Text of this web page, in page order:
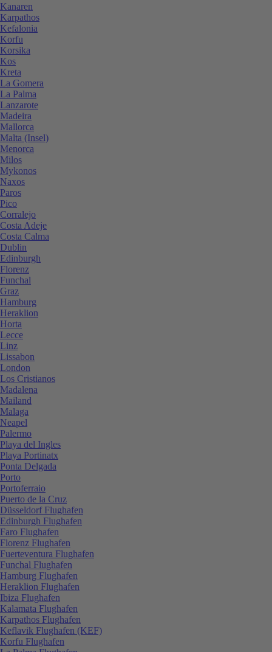
Kanaren
Karpathos
Kefalonia
Korfu
Korsika
Kos
Kreta
La Gomera
La Palma
Lanzarote
Madeira
Mallorca
Malta (Insel)
Menorca
Milos
Mykonos
Naxos
Paros
Pico
Corralejo
Costa Adeje
Costa Calma
Dublin
Edinburgh
Florenz
Funchal
Graz
Hamburg
Heraklion
Horta
Lecce
Linz
Lissabon
London
Los Cristianos
Madalena
Mailand
Malaga
Neapel
Palermo
Playa del Ingles
Playa Portinatx
Ponta Delgada
Porto
Portoferraio
Puerto de la Cruz
Düsseldorf Flughafen
Edinburgh Flughafen
Faro Flughafen
Florenz Flughafen
Fuerteventura Flughafen
Funchal Flughafen
Hamburg Flughafen
Heraklion Flughafen
Ibiza Flughafen
Kalamata Flughafen
Karpathos Flughafen
Keflavik Flughafen (KEF)
Korfu Flughafen